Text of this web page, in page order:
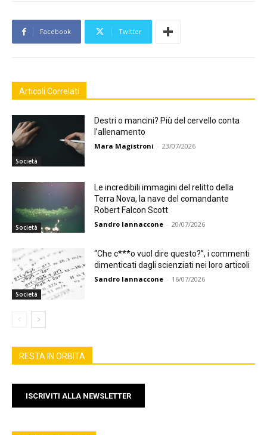
Facebook Twitter
Articoli Correlati
Società
Destri o mancini? Più del cervello conta
l’allenamento
Mara Magistroni - 23/07/2026
Società
Le incredibili immagini del relitto della
Terra Nova, la nave del comandante
Robert Falcon Scott
Sandro Iannaccone - 20/07/2026
Società
“Che c***o vuol dire questo?”, i commenti
dimenticati dagli scienziati nei loro articoli
Sandro Iannaccone - 16/07/2026
RESTA IN ORBITA
ISCRIVITI ALLA NEWSLETTER